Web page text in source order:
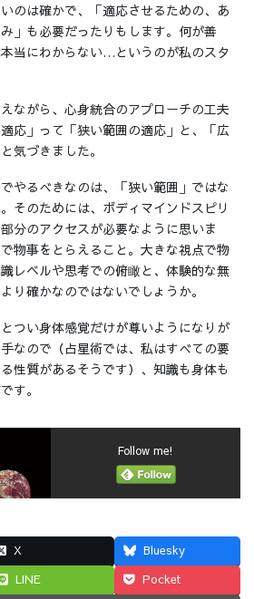
のは確かで、「適応させるための、あ
」も必要だったりもします。何が善
当にわからない…というのが私のスタ
ながら、心身統合のアプローチの工夫
応」って「狭い範囲の適応」と、「広
気づきました。
やるべきなのは、「狭い範囲」ではな
そのためには、ボディマインドスピリ
分のアクセスが必要なように思いま
物事をとらえること。大きな視点で物
レベルや思考での俯瞰と、体験的な無
り確かなのではないでしょうか。
つい身体感覚だけが尊いようになりが
なので（占星術では、私はすべての要
性質があるそうです）、知識も身体も
す。
Follow me!
X
Bluesky
LINE
Pocket